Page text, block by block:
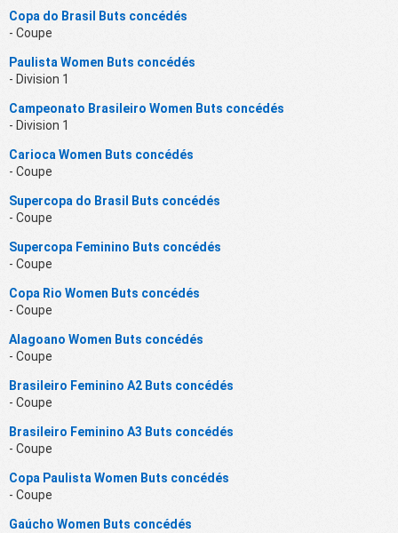
Copa do Brasil Buts concédés
- Coupe
Paulista Women Buts concédés
- Division 1
Campeonato Brasileiro Women Buts concédés
- Division 1
Carioca Women Buts concédés
- Coupe
Supercopa do Brasil Buts concédés
- Coupe
Supercopa Feminino Buts concédés
- Coupe
Copa Rio Women Buts concédés
- Coupe
Alagoano Women Buts concédés
- Coupe
Brasileiro Feminino A2 Buts concédés
- Coupe
Brasileiro Feminino A3 Buts concédés
- Coupe
Copa Paulista Women Buts concédés
- Coupe
Gaúcho Women Buts concédés